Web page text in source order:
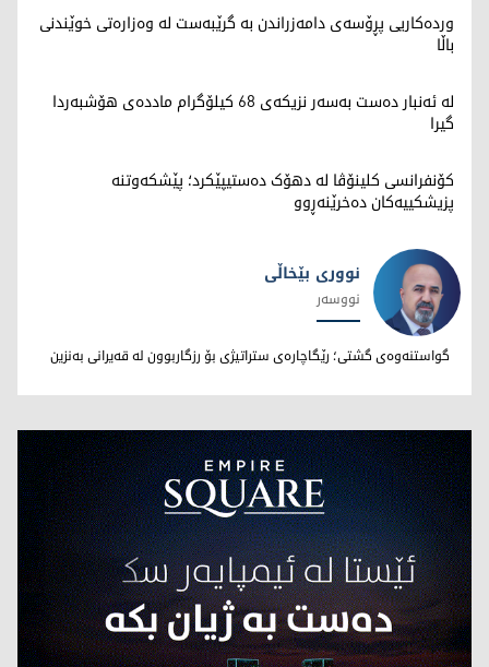
وردەکاریی پڕۆسەی دامەزراندن بە گرێبەست لە وەزارەتی خوێندنی
باڵا
لە ئەنبار دەست بەسەر نزیکەی 68 کیلۆگرام ماددەی هۆشبەردا
گیرا
کۆنفرانسی کلینۆڤا لە دهۆک دەستیپێکرد؛ پێشکەوتنە
پزیشکییەکان دەخرێنەڕوو
نووری بێخاڵی
نووری بێخاڵی
نووسەر
گواستنەوەی گشتی؛ رێگاچارەی ستراتیژی بۆ رزگاربوون لە قەیرانی بەنزین